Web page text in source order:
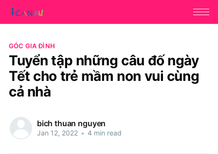
GÓC GIA ĐÌNH
Tuyển tập những câu đố ngày
Tết cho trẻ mầm non vui cùng
cả nhà
bich thuan nguyen
Jan 12, 2022 • 4 min read